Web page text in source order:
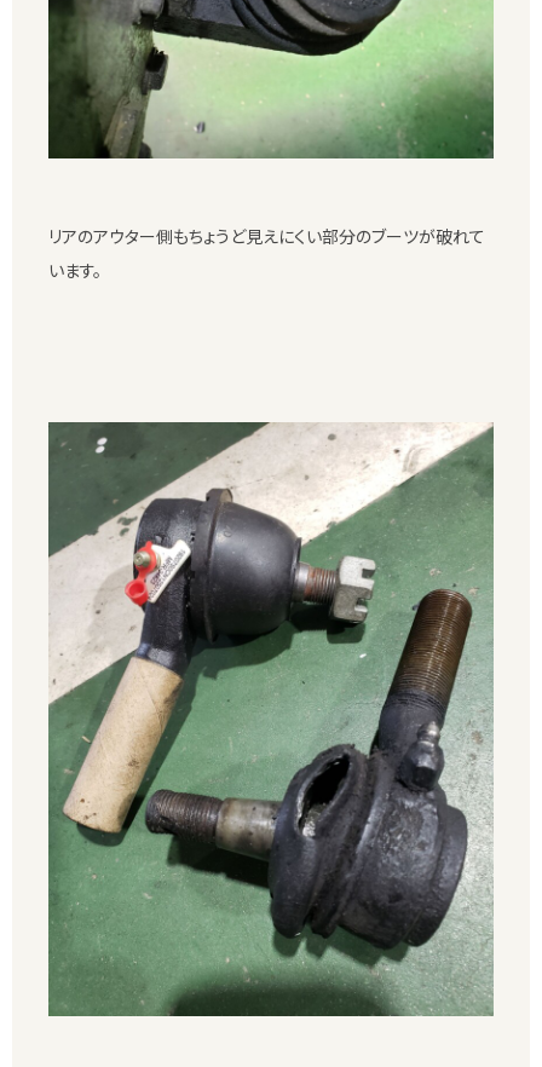
リアのアウター側もちょうど見えにくい部分のブーツが破れて
います。